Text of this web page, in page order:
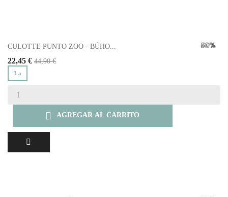
CULOTTE PUNTO ZOO - BÚHO...
22,45 € 44,90 €
3 a
 AGREGAR AL CARRITO